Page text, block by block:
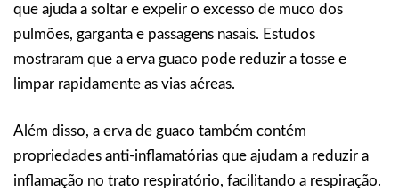
que ajuda a soltar e expelir o excesso de muco dos
pulmões, garganta e passagens nasais. Estudos
mostraram que a erva guaco pode reduzir a tosse e
limpar rapidamente as vias aéreas.
Além disso, a erva de guaco também contém
propriedades anti-inflamatórias que ajudam a reduzir a
inflamação no trato respiratório, facilitando a respiração.